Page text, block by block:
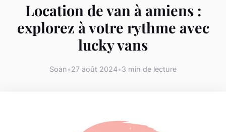
Location de van à amiens :
explorez à votre rythme avec
lucky vans
Soan•27 août 2024•3 min de lecture